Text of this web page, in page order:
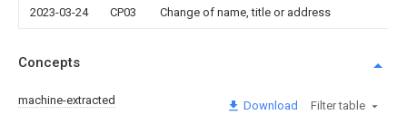
2023-03-24 CP03 Change of name, title or address
Concepts
machine-extracted Download Filter table